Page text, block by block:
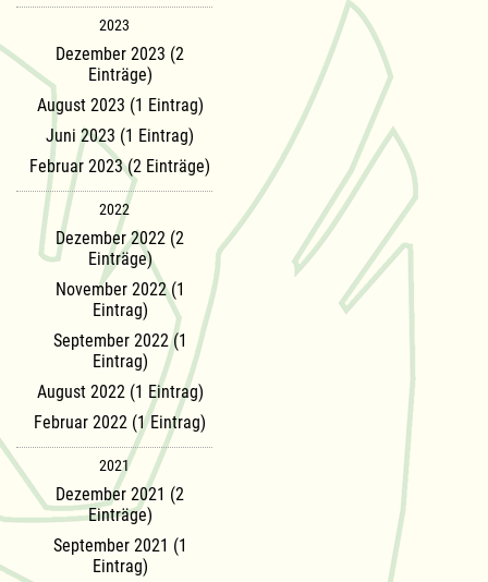
2023
Dezember 2023 (2
Einträge)
August 2023 (1 Eintrag)
Juni 2023 (1 Eintrag)
Februar 2023 (2 Einträge)
2022
Dezember 2022 (2
Einträge)
November 2022 (1
Eintrag)
September 2022 (1
Eintrag)
August 2022 (1 Eintrag)
Februar 2022 (1 Eintrag)
2021
Dezember 2021 (2
Einträge)
September 2021 (1
Eintrag)